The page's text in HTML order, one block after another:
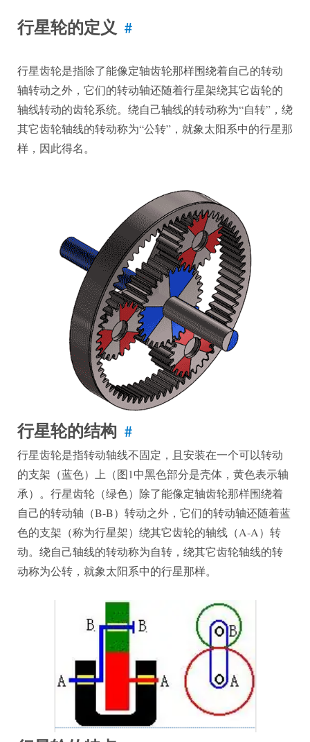
行星轮的定义 #
行星齿轮是指除了能像定轴齿轮那样围绕着自己的转动
轴转动之外，它们的转动轴还随着行星架绕其它齿轮的
轴线转动的齿轮系统。绕自己轴线的转动称为“自转”，绕
其它齿轮轴线的转动称为“公转”，就象太阳系中的行星那
样，因此得名。
行星轮的结构 #
行星齿轮是指转动轴线不固定，且安装在一个可以转动
的支架（蓝色）上（图1中黑色部分是壳体，黄色表示轴
承）。行星齿轮（绿色）除了能像定轴齿轮那样围绕着
自己的转动轴（B-B）转动之外，它们的转动轴还随着蓝
色的支架（称为行星架）绕其它齿轮的轴线（A-A）转
动。绕自己轴线的转动称为自转，绕其它齿轮轴线的转
动称为公转，就象太阳系中的行星那样。